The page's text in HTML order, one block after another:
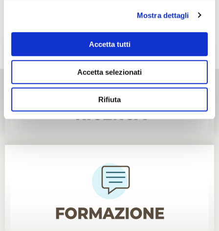
Mostra dettagli
Accetta tutti
Accetta selezionati
Rifiuta